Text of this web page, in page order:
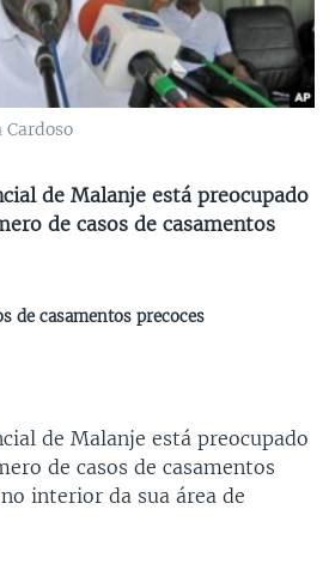
Cardoso
de Malanje está preocupado
de casos de casamentos
de casamentos precoces
de Malanje está preocupado
de casos de casamentos
interior da sua área de